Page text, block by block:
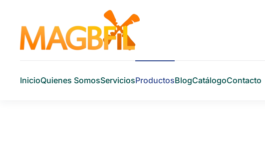
Skip to main content
InicioQuienes SomosServiciosProductosBlogCatálogoContacto